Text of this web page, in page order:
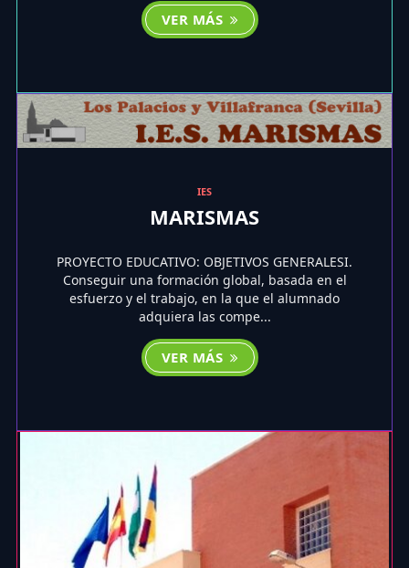
VER MÁS
IES
MARISMAS
PROYECTO EDUCATIVO: OBJETIVOS GENERALESI.
Conseguir una formación global, basada en el
esfuerzo y el trabajo, en la que el alumnado
adquiera las compe...
VER MÁS